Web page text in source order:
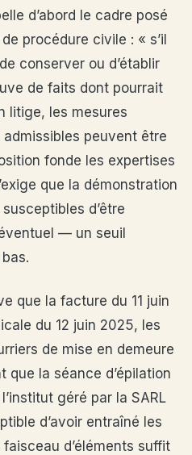
d’abord le cadre posé
procédure civile : « s’il
conserver ou d’établir
de faits dont pourrait
litige, les mesures
peuvent être
fonde les expertises
que la démonstration
d’être
— un seuil
que la facture du 11 juin
du 12 juin 2025, les
de mise en demeure
que la séance d’épilation
géré par la SARL
d’avoir entraîné les
d’éléments suffit